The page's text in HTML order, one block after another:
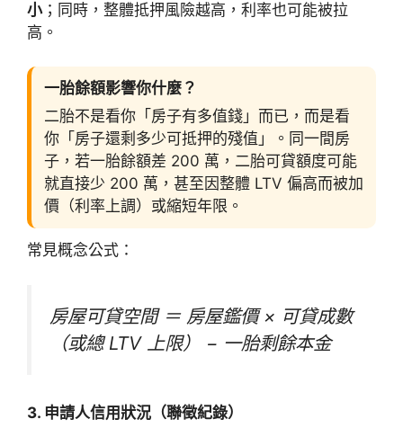
小；同時，整體抵押風險越高，利率也可能被拉
高。
一胎餘額影響你什麼？
二胎不是看你「房子有多值錢」而已，而是看
你「房子還剩多少可抵押的殘值」。同一間房
子，若一胎餘額差 200 萬，二胎可貸額度可能
就直接少 200 萬，甚至因整體 LTV 偏高而被加
價（利率上調）或縮短年限。
常見概念公式：
房屋可貸空間 ＝ 房屋鑑價 × 可貸成數
（或總 LTV 上限） − 一胎剩餘本金
3. 申請人信用狀況（聯徵紀錄）